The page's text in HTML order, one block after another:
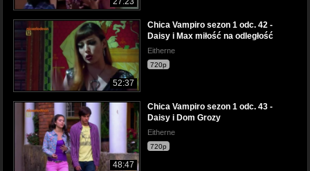
52:37
Chica Vampiro sezon 1 odc. 42 -
Daisy i Max miłość na odległość
Eitherne
720p
48:47
Chica Vampiro sezon 1 odc. 43 -
Daisy i Dom Grozy
Eitherne
720p